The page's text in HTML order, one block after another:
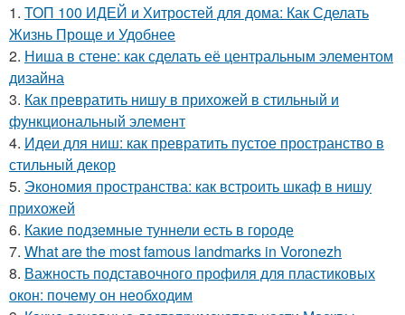
1. ТОП 100 ИДЕЙ и Хитростей для дома: Как Сделать
Жизнь Проще и Удобнее
2. Ниша в стене: как сделать её центральным элементом
дизайна
3. Как превратить нишу в прихожей в стильный и
функциональный элемент
4. Идеи для ниш: как превратить пустое пространство в
стильный декор
5. Экономия пространства: как встроить шкаф в нишу
прихожей
6. Какие подземные туннели есть в городе
7. What are the most famous landmarks in Voronezh
8. Важность подставочного профиля для пластиковых
окон: почему он необходим